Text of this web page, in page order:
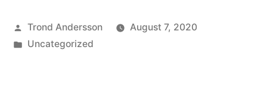
Posted
by
Trond Andersson
August 7, 2020
Posted
Uncategorized